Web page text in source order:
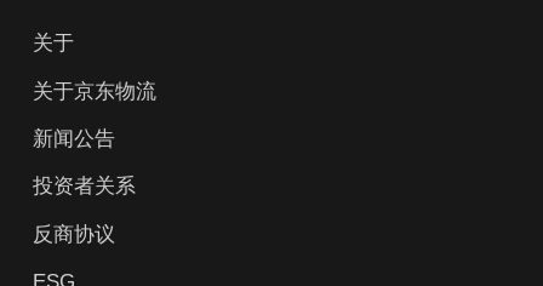
关于
关于京东物流
新闻公告
投资者关系
反商协议